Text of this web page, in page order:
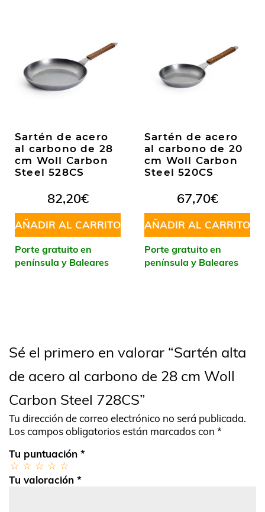
Sartén de acero
al carbono de 28
cm Woll Carbon
Steel 528CS
82,20€
AÑADIR AL CARRITO
Porte gratuito en
península y Baleares
Sartén de acero
al carbono de 20
cm Woll Carbon
Steel 520CS
67,70€
AÑADIR AL CARRITO
Porte gratuito en
península y Baleares
Sé el primero en valorar “Sartén alta
de acero al carbono de 28 cm Woll
Carbon Steel 728CS”
Tu dirección de correo electrónico no será publicada.
Los campos obligatorios están marcados con *
Tu puntuación *
Tu valoración *